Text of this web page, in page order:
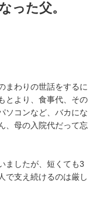
なった父。
まわりの世話をするに
とより、食事代、その
ソコンなど、バカにな
、母の入院代だって忘
ましたが、短くても3
で支え続けるのは厳し